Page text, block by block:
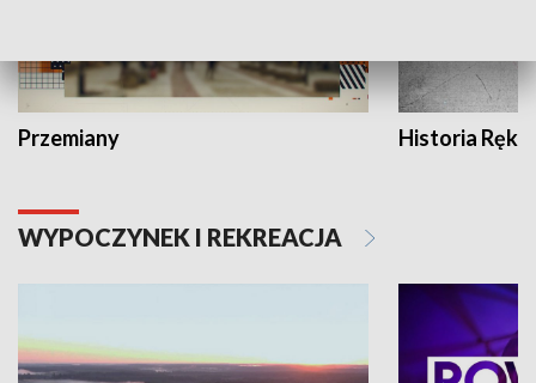
Przemiany Historia Ręką
WYPOCZYNEK I REKREACJA